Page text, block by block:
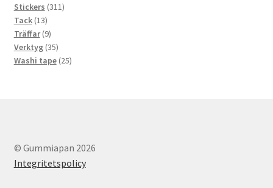
Stickers 311311
Tack 1313
produkter
Träffar 99
produkter
Verktyg 3535
produkter
Washi tape 2525
© Gummiapan 2026
Integritetspolicy